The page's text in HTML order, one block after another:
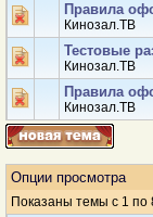
Правила
Кинозал.ТВ
Тестовые
Кинозал.ТВ
Правила
Кинозал.ТВ
Опции просмотра
Показаны темы с 1 по